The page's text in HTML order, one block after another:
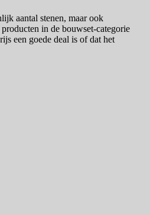
aantal stenen, maar ook
in de bouwset-categorie
een goede deal is of dat het